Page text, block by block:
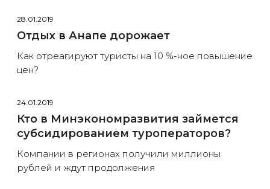
28.01.2019
Отдых в Анапе дорожает
Как отреагируют туристы на 10 %-ное повышение
цен?
24.01.2019
Кто в Минэкономразвития займется
субсидированием туроператоров?
Компании в регионах получили миллионы
рублей и ждут продолжения